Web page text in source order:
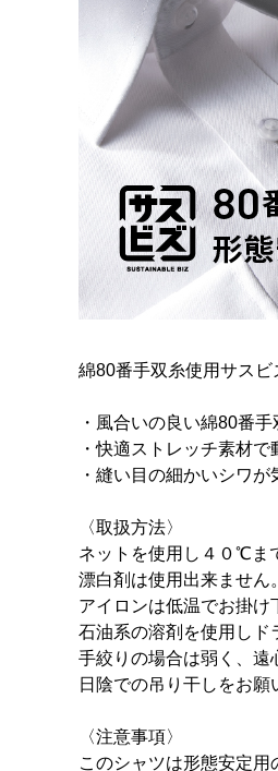
綿80番手双糸使用サス
・風合いの良い綿80番
・快適ストレッチ素材で
・縫い目の細かいシワ
〈取扱方法〉
ネットを使用し４０℃ま
漂白剤は使用出来ません。
アイロンは低温でお掛け
石油系の溶剤を使用しド
手絞りの場合は弱く、遠
日陰での吊り干しをお願
〈注意事項〉
このシャツは形態安定用